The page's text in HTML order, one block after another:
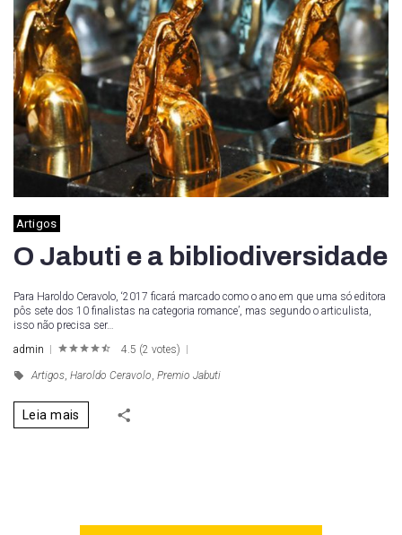
Artigos
O Jabuti e a bibliodiversidade
Para Haroldo Ceravolo, ‘2017 ficará marcado como o ano em que uma só editora
pôs sete dos 10 finalistas na categoria romance’, mas segundo o articulista,
isso não precisa ser…
admin
4.5 (2 votes)
Artigos Haroldo Ceravolo Premio Jabuti
Leia mais